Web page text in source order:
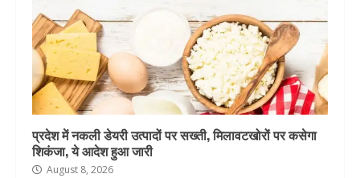
प्रदेश में नकली डेयरी उत्पादों पर सख्ती, मिलावटखोरों पर कसेगा
शिकंजा, ये आदेश हुआ जारी
August 8, 2026